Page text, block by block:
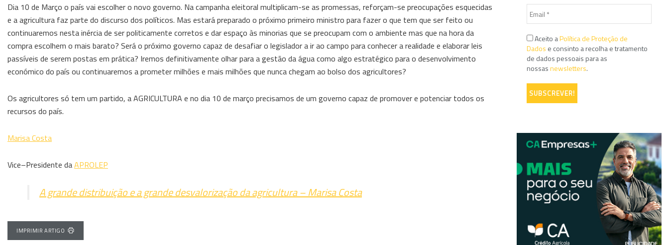
Dia 10 de Março o país vai escolher o novo governo. Na campanha eleitoral multiplicam-se as promessas, reforçam-se preocupações esquecidas
e a agricultura faz parte do discurso dos políticos. Mas estará preparado o próximo primeiro ministro para fazer o que tem que ser feito ou
continuaremos nesta inércia de ser politicamente corretos e dar espaço às minorias que se preocupam com o ambiente mas que na hora da
compra escolhem o mais barato? Será o próximo governo capaz de desafiar o legislador a ir ao campo para conhecer a realidade e elaborar leis
passíveis de serem postas em prática? Iremos definitivamente olhar para a gestão da água como algo estratégico para o desenvolvimento
económico do país ou continuaremos a prometer milhões e mais milhões que nunca chegam ao bolso dos agricultores?
Os agricultores só tem um partido, a AGRICULTURA e no dia 10 de março precisamos de um governo capaz de promover e potenciar todos os
recursos do país.
Marisa Costa
Vice–Presidente daAPROLEP
A grande distribuição e a grande desvalorização da agricultura – Marisa Costa
IMPRIMIR ARTIGO
Aceito aPolítica de Proteção de
Dados e consinto a recolha e tratamento
de dados pessoais para as
nossasnewsletters.